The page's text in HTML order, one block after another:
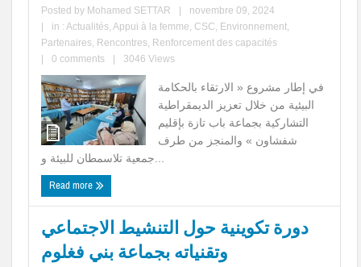
Posted by Mohamed SETTAR
novembre 09, 2024
in :Actualités,Appui à la femme, CSC, Environnement,
Partenaires, Rencontres, Renforcement des capacités
0 comments 3046 Views
في إطار مشروع « الارتقاء بالحكامة
البيئية من خلال تعزيز الديمقراطية
التشاركية بجماعة باب تازة بإقليم
شفشاون » والمنجز من طرف
Read more
دورة تكوينية حول التنشيط الاجتماعي
وتقنياته بجماعة بني فغلوم